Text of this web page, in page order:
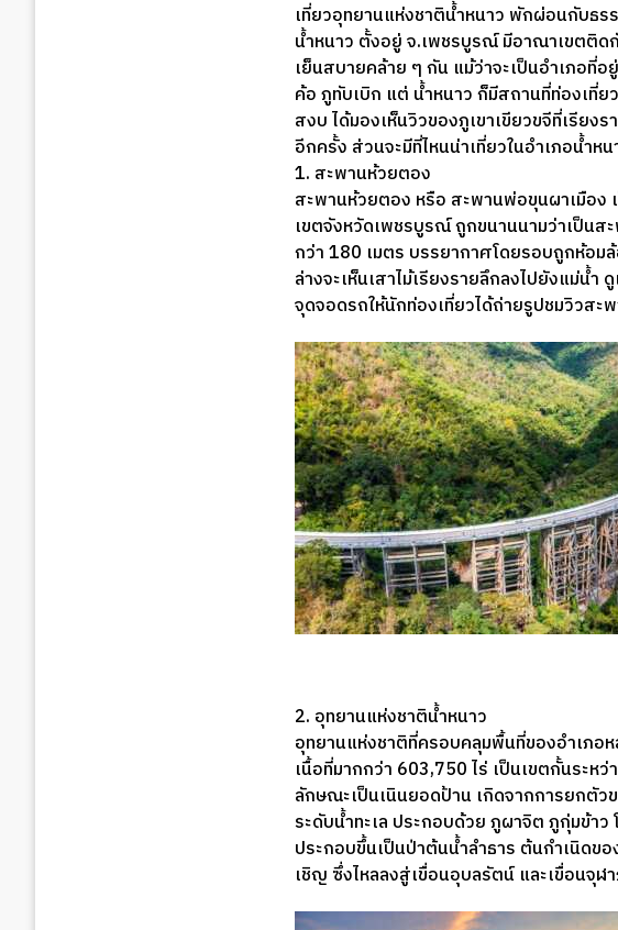
เที่ยวอุทยานแห่งชาติน้ำหนาว พักผ่อนกับธ
น้ำหนาว ตั้งอยู่ จ.เพชรบูรณ์ มีอาณาเขตติด
เย็นสบายคล้าย ๆ กัน แม้ว่าจะเป็นอำเภอที่
ค้อ ภูทับเบิก แต่ น้ำหนาว ก็มีสถานที่ท่องเที่
สงบ ได้มองเห็นวิวของภูเขาเขียวขจีที่เรีย
อีกครั้ง ส่วนจะมีที่ไหนน่าเที่ยวในอำเภอน้ำห
1. สะพานห้วยตอง
สะพานห้วยตอง หรือ สะพานพ่อขุนผาเมือง
เขตจังหวัดเพชรบูรณ์ ถูกขนานนามว่าเป็นส
กว่า 180 เมตร บรรยากาศโดยรอบถูกห้อม
ล่างจะเห็นเสาไม้เรียงรายลึกลงไปยังแม่น้
จุดจอดรถให้นักท่องเที่ยวได้ถ่ายรูปชมวิวส
2. อุทยานแห่งชาติน้ำหนาว
อุทยานแห่งชาติที่ครอบคลุมพื้นที่ของอำเภอ
เนื้อที่มากกว่า 603,750 ไร่ เป็นเขตกั้นระห
ลักษณะเป็นเนินยอดป้าน เกิดจากการยกตั
ระดับน้ำทะเล ประกอบด้วย ภูผาจิต ภูกุ่มข้า
ประกอบขึ้นเป็นป่าต้นน้ำลำธาร ต้นกำเนิดข
เชิญ ซึ่งไหลลงสู่เขื่อนอุบลรัตน์ และเขื่อนจุ